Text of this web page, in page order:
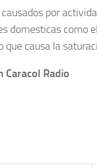
por
domesticas como
que causa la
Caracol Radio